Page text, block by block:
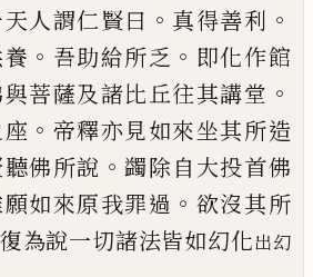
人謂仁賢曰 。 真得善利 。
。 吾助給所乏 。 即化作館
與菩薩及諸比丘往其講堂 。
。 帝釋亦見如來坐其所造
聽佛所說 。蠲除自大投首佛
願如來原我罪過 。 欲沒其所
復為說一切諸法皆如幻化出幻